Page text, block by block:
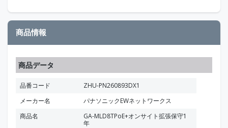
商品情報
商品データ
品番コード
ZHU-PN260893DX1
メーカー名
パナソニックEWネットワークス
商品名
GA-MLD8TPoE+オンサイト拡張保守1
年